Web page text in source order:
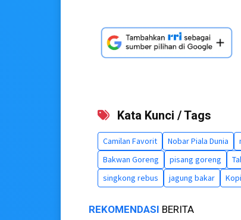
Kata Kunci / Tags
Camilan Favorit Nobar Piala Dunia
Bakwan Goreng
pisang goreng
singkong rebus
jagung bakar
REKOMENDASI BERITA